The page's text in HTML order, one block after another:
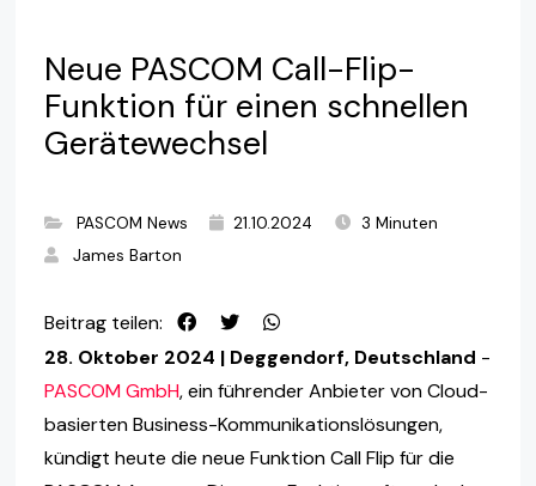
Neue PASCOM Call-Flip-
Funktion für einen schnellen
Gerätewechsel
PASCOM News 21.10.2024
3 Minuten
James Barton
Beitrag teilen:
28. Oktober 2024 | Deggendorf, Deutschland -
PASCOM GmbH, ein führender Anbieter von Cloud-
basierten Business-Kommunikationslösungen,
kündigt heute die neue Funktion Call Flip für die